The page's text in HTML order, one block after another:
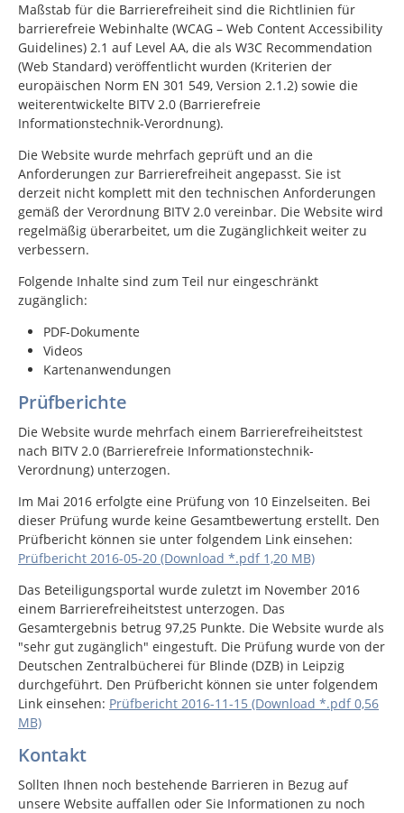
Maßstab für die Barrierefreiheit sind die Richtlinien für
barrierefreie Webinhalte (WCAG – Web Content Accessibility
Guidelines) 2.1 auf Level AA, die als W3C Recommendation
(Web Standard) veröffentlicht wurden (Kriterien der
europäischen Norm EN 301 549, Version 2.1.2) sowie die
weiterentwickelte BITV 2.0 (Barrierefreie
Informationstechnik-Verordnung).
Die Website wurde mehrfach geprüft und an die
Anforderungen zur Barrierefreiheit angepasst. Sie ist
derzeit nicht komplett mit den technischen Anforderungen
gemäß der Verordnung BITV 2.0 vereinbar. Die Website wird
regelmäßig überarbeitet, um die Zugänglichkeit weiter zu
verbessern.
Folgende Inhalte sind zum Teil nur eingeschränkt
zugänglich:
PDF-Dokumente
Videos
Kartenanwendungen
Prüfberichte
Die Website wurde mehrfach einem Barrierefreiheitstest
nach BITV 2.0 (Barrierefreie Informationstechnik-
Verordnung) unterzogen.
Im Mai 2016 erfolgte eine Prüfung von 10 Einzelseiten. Bei
dieser Prüfung wurde keine Gesamtbewertung erstellt. Den
Prüfbericht können sie unter folgendem Link einsehen:
Prüfbericht 2016-05-20 (Download *.pdf 1,20 MB)
Das Beteiligungsportal wurde zuletzt im November 2016
einem Barrierefreiheitstest unterzogen. Das
Gesamtergebnis betrug 97,25 Punkte. Die Website wurde als
"sehr gut zugänglich" eingestuft. Die Prüfung wurde von der
Deutschen Zentralbücherei für Blinde (DZB) in Leipzig
durchgeführt. Den Prüfbericht können sie unter folgendem
Link einsehen: Prüfbericht 2016-11-15 (Download *.pdf 0,56
MB)
Kontakt
Sollten Ihnen noch bestehende Barrieren in Bezug auf
unsere Website auffallen oder Sie Informationen zu noch